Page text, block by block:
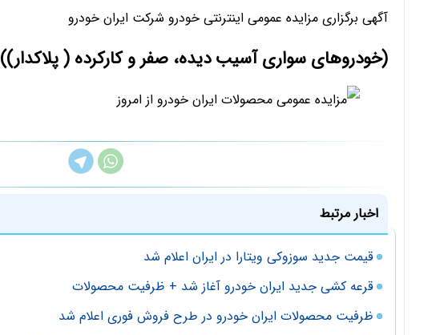
آگهی برگزاری مزایده عمومی اینترنتی خودرو شركت ايران خودرو
(خودروهای سواری آسیب دیده، صفر و کارکرده ( پلاكدار))
اخبار مرتبط
قیمت جدید سوزوکی ویتارا در ایران اعلام شد
قرعه کشی جدید ایران خودرو آغاز شد + ظرفیت محصولات
ظرفیت محصولات ایران خودرو در طرح فروش فوری اعلام شد